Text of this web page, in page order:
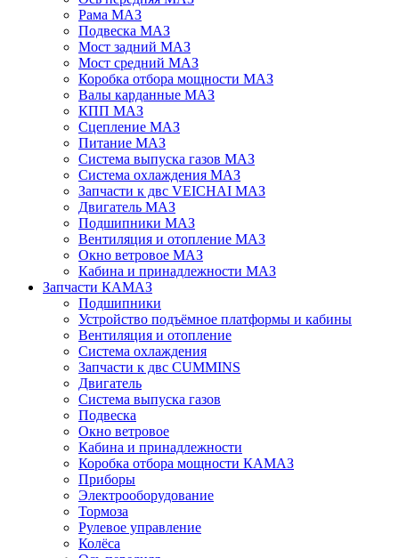
Рама МАЗ
Подвеска МАЗ
Мост задний МАЗ
Мост средний МАЗ
Коробка отбора мощности МАЗ
Валы карданные МАЗ
КПП МАЗ
Сцепление МАЗ
Питание МАЗ
Система выпуска газов МАЗ
Система охлаждения МАЗ
Запчасти к двс VEICHAI МАЗ
Двигатель МАЗ
Подшипники МАЗ
Вентиляция и отопление МАЗ
Окно ветровое МАЗ
Кабина и принадлежности МАЗ
Запчасти КАМАЗ
Подшипники
Устройство подъёмное платформы и кабины
Вентиляция и отопление
Система охлаждения
Запчасти к двс CUMMINS
Двигатель
Система выпуска газов
Подвеска
Окно ветровое
Кабина и принадлежности
Коробка отбора мощности КАМАЗ
Приборы
Электрооборудование
Тормоза
Рулевое управление
Колёса